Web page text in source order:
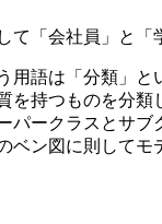
て「会社員」と
用語は「分類」と
を持つものを分
パークラスとサブ
ベン図に則してモ